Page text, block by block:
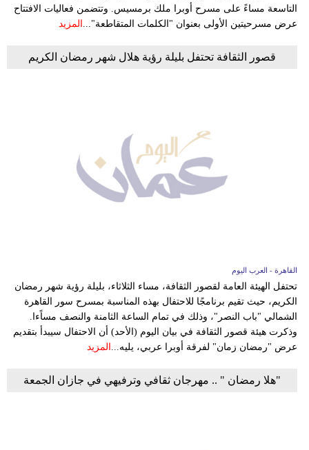
مرأة
وتكنولوجيا
التاسعة مساءً على مسرح أوبرا ملك برمسيس. وتتضمن فعاليات الافتتاح
عرض مسرحيتين الأولى بعنوان "الكلمات المتقاطعة"... المزيد
قصور الثقافة تحتفل بليلة رؤية هلال شهر رمضان الكريم
القاهرة - العرب اليوم
تحتفل الهيئة العامة لقصور الثقافة، مساء الثلاثاء، بليلة رؤية شهر رمضان
الكريم، حيث تقيم برنامجًا للاحتفال بهذه المناسبة بمسرح سور القاهرة
الشمالي "باب النصر"، وذلك في تمام الساعة الثامنة والنصف مساًءا.
وذكرت هيئة قصور الثقافة في بيان اليوم (الأحد) أن الاحتفال سيبدأ بتقديم
عرض "رمضان زمان" لفرقة أوبرا عربي، يليه... المزيد
"هلا رمضان " .. مهرجان ثقافي وترفيهي في جازان الجمعة